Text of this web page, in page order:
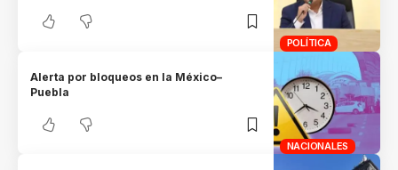
POLÍTICA
NACIONALES
Alerta por bloqueos en la México–
Puebla